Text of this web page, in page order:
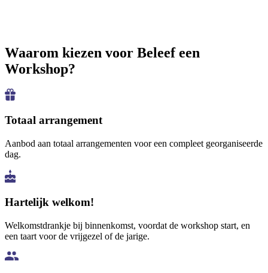
Waarom kiezen voor Beleef een
Workshop?
Totaal arrangement
Aanbod aan totaal arrangementen voor een compleet georganiseerde
dag.
Hartelijk welkom!
Welkomstdrankje bij binnenkomst, voordat de workshop start, en
een taart voor de vrijgezel of de jarige.